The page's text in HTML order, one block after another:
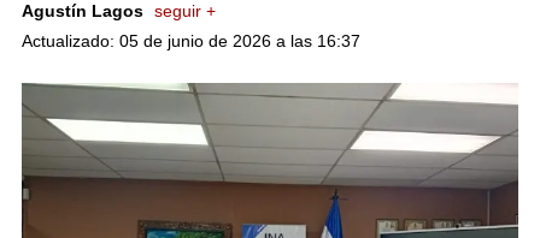
Agustín Lagos seguir +
Actualizado: 05 de junio de 2026 a las 16:37